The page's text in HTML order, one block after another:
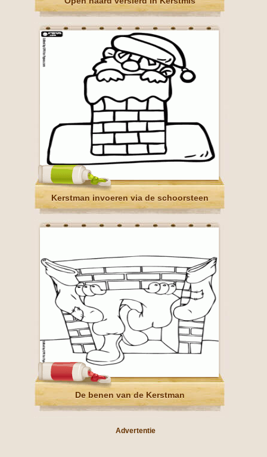
Kerstman invoeren via de schoorsteen
De benen van de Kerstman
Advertentie